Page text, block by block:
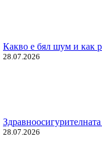
Какво е бял шум и как
28.07.2026
28.07.2026